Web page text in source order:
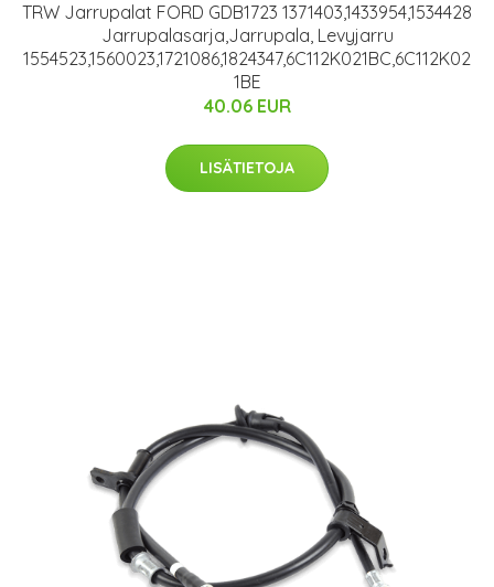
TRW Jarrupalat FORD GDB1723 1371403,1433954,1534428
Jarrupalasarja,Jarrupala, Levyjarru
1554523,1560023,1721086,1824347,6C112K021BC,6C112K02
1BE
40.06 EUR
LISÄTIETOJA